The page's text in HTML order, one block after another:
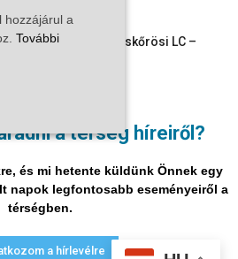
a térség híreiről?
és mi hetente küldünk Önnek egy
napok legfontosabb eseményeiről a
térségben.
a hírlevélre
a felkészülést a Kiskőrösi LC –
Európa felett? Ezért nem tud
a kontinens a...
Médiaajánlat Impresszum
hozzájárul a
További